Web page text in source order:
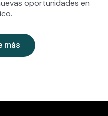
oportunidades en
más